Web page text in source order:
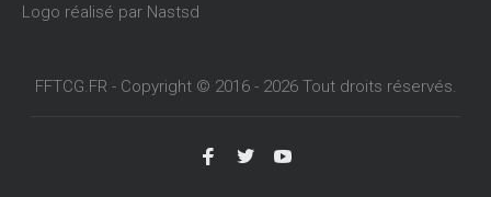
Logo réalisé par Nastsd
FFTCG.FR - Copyright © 2016 - 2026 Tout droits réservés.